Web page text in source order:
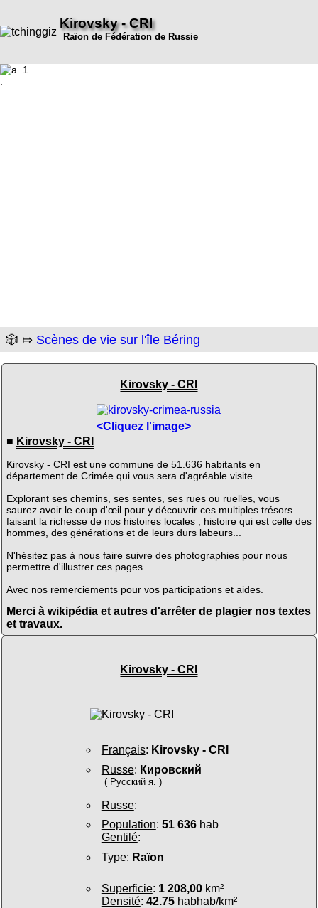
Kirovsky - CRI
Raïon de Fédération de Russie
:
🎲 ⤇ Scènes de vie sur l'île Béring
Kirovsky - CRI
<Cliquez l'image>
■ Kirovsky - CRI
Kirovsky - CRI est une commune de 51.636 habitants en
département de Crimée qui vous sera d'agréable visite.
Explorant ses chemins, ses sentes, ses rues ou ruelles, vous
saurez avoir le coup d'œil pour y découvrir ces multiples trésors
faisant la richesse de nos histoires locales ; histoire qui est celle des
hommes, des générations et de leurs durs labeurs...
N'hésitez pas à nous faire suivre des photographies pour nous
permettre d'illustrer ces pages.
Avec nos remerciements pour vos participations et aides.
Merci à wikipédia et autres d'arrêter de plagier nos textes
et travaux.
Kirovsky - CRI
Français: Kirovsky - CRI
Russe: Кировский
( Русский я. )
Russe:
Population: 51 636hab
Gentilé:
Type: Raïon
Superficie: 1 208,00km²
Densité: 42.75habhab/km²